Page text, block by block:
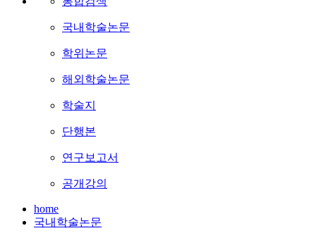
국내학술논문
학위논문
해외학술논문
학술지
단행본
연구보고서
공개강의
home
국내학술논문